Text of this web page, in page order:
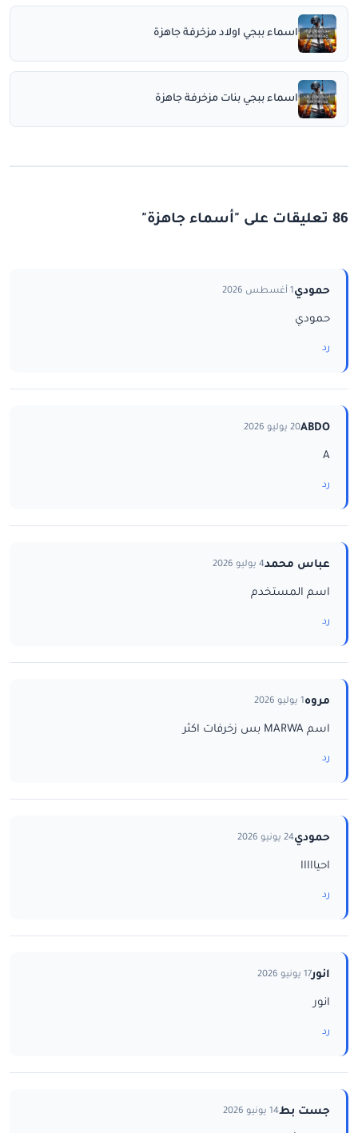
اسماء ببجي اولاد مزخرفة جاهزة
اسماء ببجي بنات مزخرفة جاهزة
86 تعليقات على "أسماء جاهزة"
حمودي1 أغسطس 2026
حمودي
رد
ABDO20 يوليو 2026
A
رد
عباس محمد4 يوليو 2026
اسم المستخدم
رد
مروه1 يوليو 2026
اسم MARWA بس زخرفات اكثر
رد
حمودي24 يونيو 2026
احيااااا
رد
انور17 يونيو 2026
انور
رد
جست بط14 يونيو 2026